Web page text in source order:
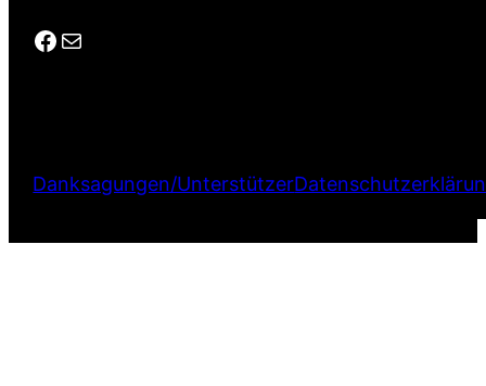
Facebook
E-Mail
Danksagungen/Unterstützer